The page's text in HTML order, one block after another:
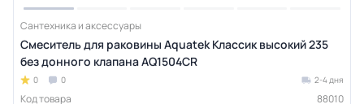
Сантехника и аксессуары
Смеситель для раковины Aquatek Классик высокий 235
без донного клапана AQ1504CR
0 0 2-4 дня
Код товара
88010